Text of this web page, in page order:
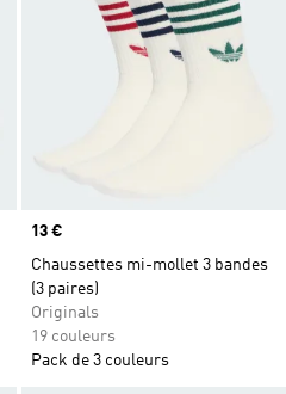
Prix
13 €
Chaussettes mi-mollet 3 bandes
(3 paires)
Originals
19 couleurs
Pack de 3 couleurs